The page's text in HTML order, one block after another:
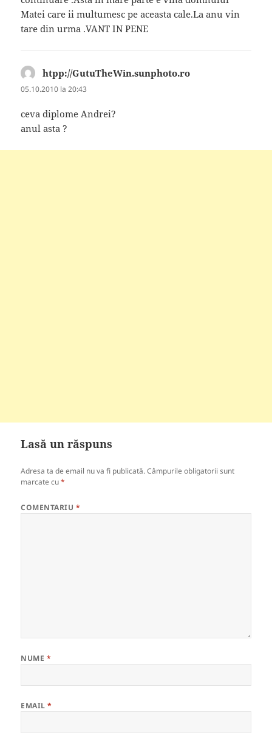
Matei care ii multumesc pe aceasta cale.La anu vin
tare din urma .VANT IN PENE
htpp://GutuTheWin.sunphoto.ro
05.10.2010 la 20:43
ceva diplome Andrei?
anul asta ?
Lasă un răspuns
Adresa ta de email nu va fi publicată. Câmpurile obligatorii sunt
marcate cu*
COMENTARIU *
NUME *
EMAIL*